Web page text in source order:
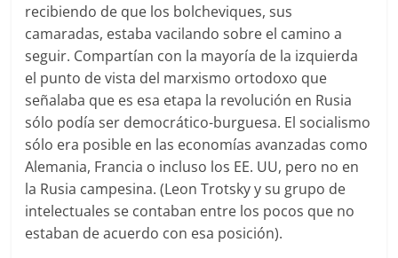
recibiendo de que los bolcheviques, sus
camaradas, estaba vacilando sobre el camino a
seguir. Compartían con la mayoría de la izquierda
el punto de vista del marxismo ortodoxo que
señalaba que es esa etapa la revolución en Rusia
sólo podía ser democrático-burguesa. El socialismo
sólo era posible en las economías avanzadas como
Alemania, Francia o incluso los EE. UU, pero no en
la Rusia campesina. (Leon Trotsky y su grupo de
intelectuales se contaban entre los pocos que no
estaban de acuerdo con esa posición).